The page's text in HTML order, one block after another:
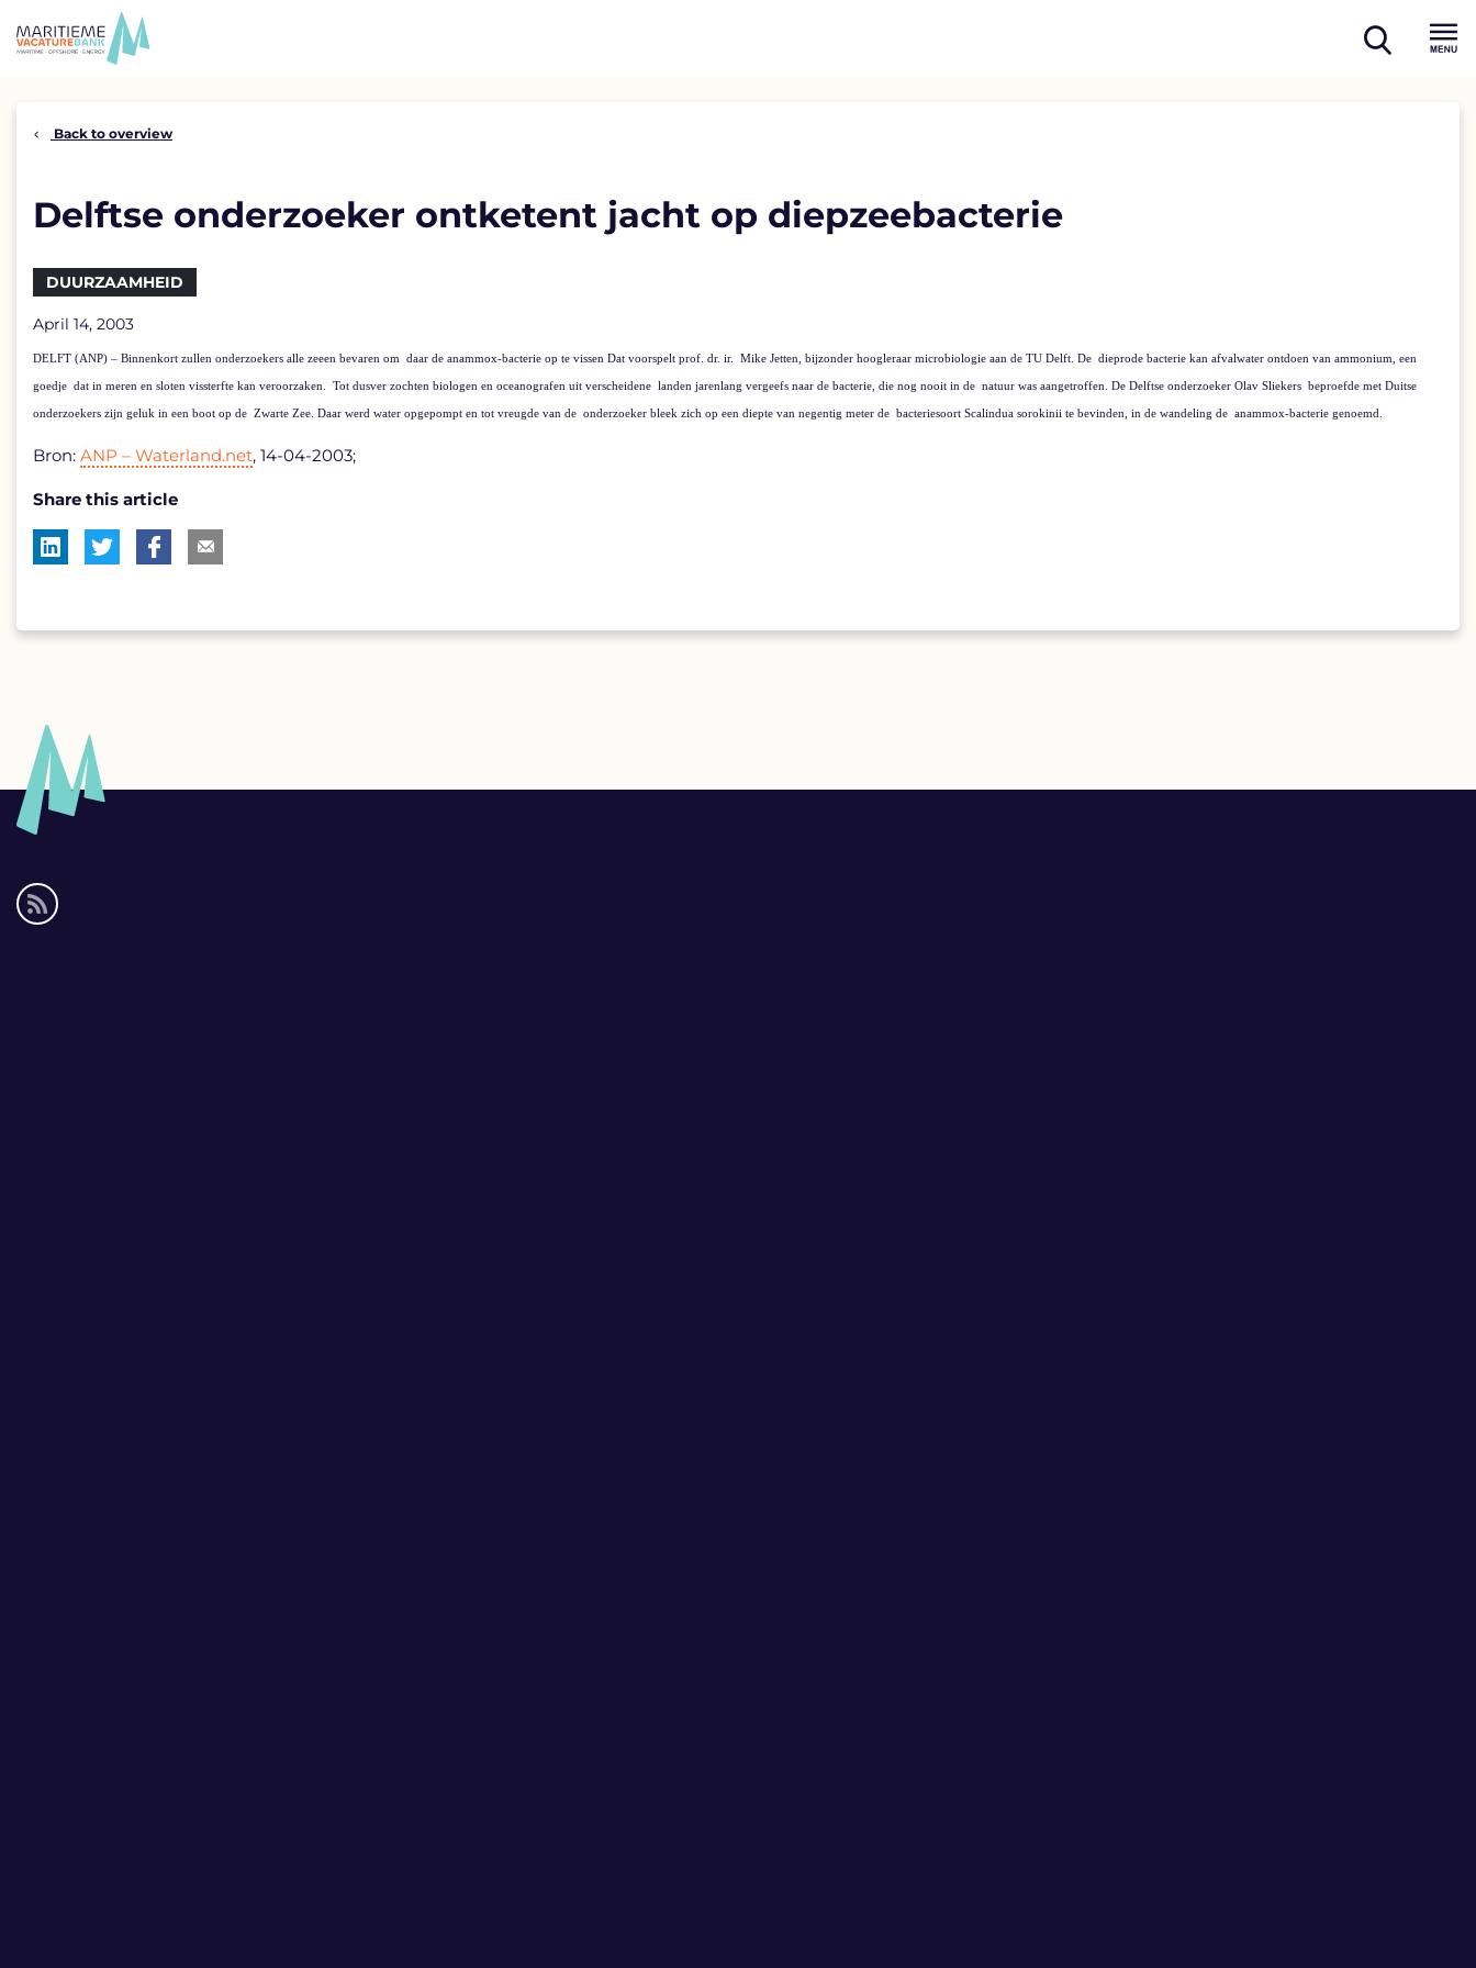
open
Back to overview
Delftse onderzoeker ontketent jacht op diepzeebacterie
DUURZAAMHEID
April 14, 2003
DELFT (ANP) – Binnenkort zullen onderzoekers alle zeeen bevaren om daar de anammox-bacterie op te vissen Dat voorspelt prof. dr. ir. Mike Jetten, bijzonder hoogleraar microbiologie aan de TU Delft. De dieprode bacterie kan afvalwater ontdoen van ammonium, een
goedje dat in meren en sloten vissterfte kan veroorzaken. Tot dusver zochten biologen en oceanografen uit verscheidene landen jarenlang vergeefs naar de bacterie, die nog nooit in de natuur was aangetroffen. De Delftse onderzoeker Olav Sliekers beproefde met Duitse
onderzoekers zijn geluk in een boot op de Zwarte Zee. Daar werd water opgepompt en tot vreugde van de onderzoeker bleek zich op een diepte van negentig meter de bacteriesoort Scalindua sorokinii te bevinden, in de wandeling de anammox-bacterie genoemd.
Bron: ANP – Waterland.net, 14-04-2003;
Share this article
Social
media